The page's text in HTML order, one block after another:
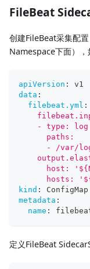
FileBeat
创建FileBeat采集配
Namespace下面），
apiVersion :
v1
data :
filebeat.yml :
    - type: log
      paths:
- /var/
host:
hosts:
kind :
ConfigMap
metadata :
name :
定义FileBeat